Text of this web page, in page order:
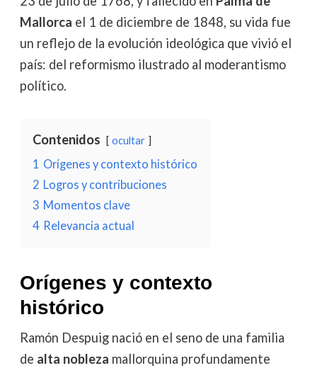
Mallorca el 1 de diciembre de 1848, su vida fue
un reflejo de la evolución ideológica que vivió el
país: del reformismo ilustrado al moderantismo
político.
Contenidos ocultar
1 Orígenes y contexto histórico
2 Logros y contribuciones
3 Momentos clave
4 Relevancia actual
Orígenes y contexto
histórico
Ramón Despuig nació en el seno de una familia
de alta nobleza mallorquina profundamente